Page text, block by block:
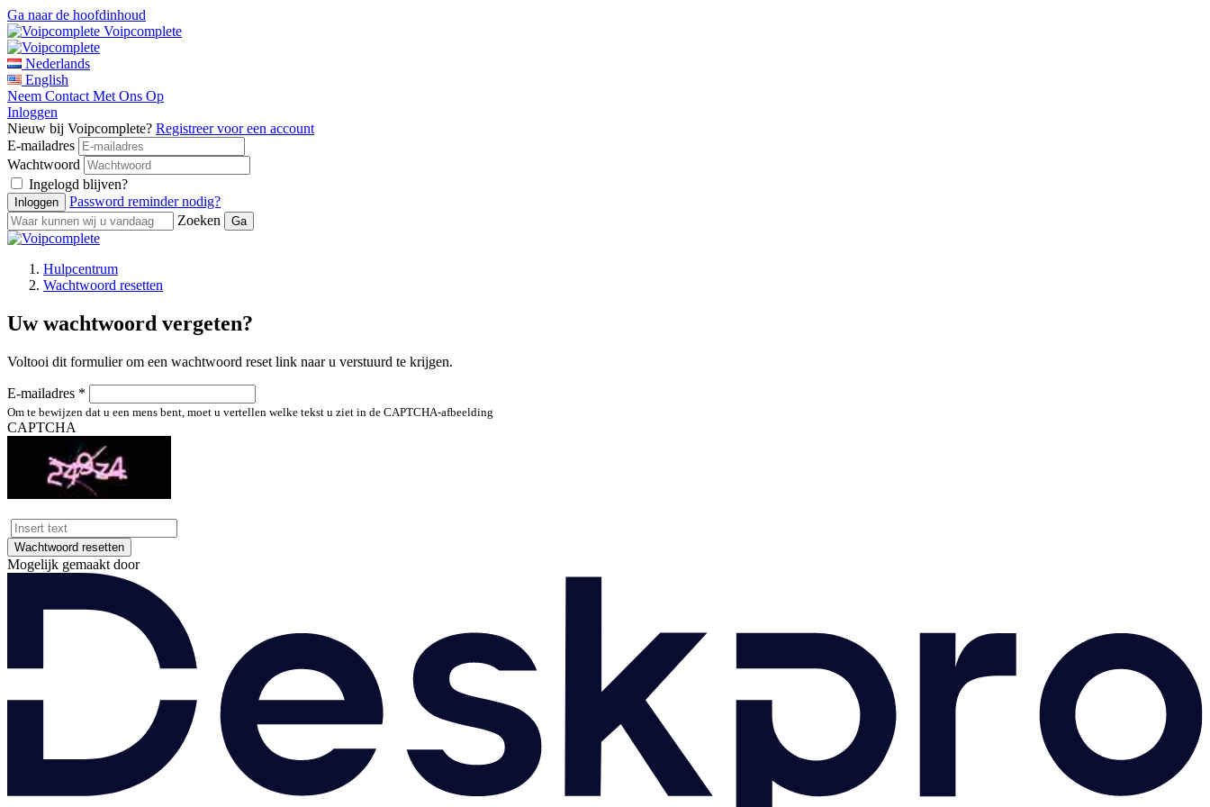
Ga naar de hoofdinhoud
Voipcomplete
Nederlands
English
Neem Contact Met Ons Op
Inloggen
Nieuw bij Voipcomplete? Registreer voor een account
E-mailadres
Wachtwoord
Ingelogd blijven?
Password reminder nodig?
Zoeken
Hulpcentrum
Wachtwoord resetten
Uw wachtwoord vergeten?
Voltooi dit formulier om een wachtwoord reset link naar u verstuurd te krijgen.
E-mailadres *
Om te bewijzen dat u een mens bent, moet u vertellen welke tekst u ziet in de CAPTCHA-afbeelding
CAPTCHA
Wachtwoord resetten
Mogelijk gemaakt door